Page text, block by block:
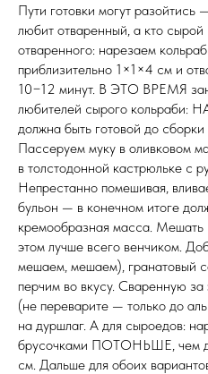
Пути готовки могут разойтись
любит отваренный, а кто сырой
отваренного: нарезаем
приблизительно 1×1×4 см и
10−12 минут. В ЭТО ВРЕМЯ
любителей сырого кольраби:
должна быть готовой до
Пассеруем муку в оливковом
в толстодонной кастрюльке с
Непрестанно помешивая,
бульон — в конечном итоге
кремообразная масса. Мешать
этом лучше всего венчиком.
мешаем, мешаем), гранатовый
перчим во вкусу. Сваренную за
(не переварите — только до
на дуршлаг. А для сыроедов:
брусочками ПОТОНЬШЕ, чем
см. Дальше для обоих